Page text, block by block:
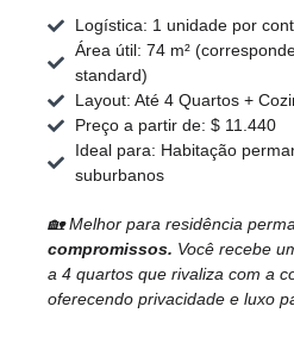
Logística: 1 unidade por
Área útil: 74 m²
standard)
Layout: Até 4 Quartos +
Preço a partir de: $ 11.440
Ideal para: Habitação
suburbanos
🏡 Melhor para residência
compromissos. Você recebe
a 4 quartos que rivaliza com a
oferecendo privacidade e luxo